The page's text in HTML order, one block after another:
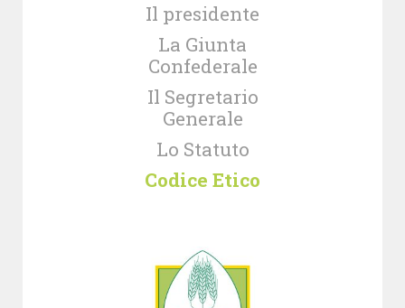
Il presidente
La Giunta
Confederale
Il Segretario
Generale
Lo Statuto
Codice Etico